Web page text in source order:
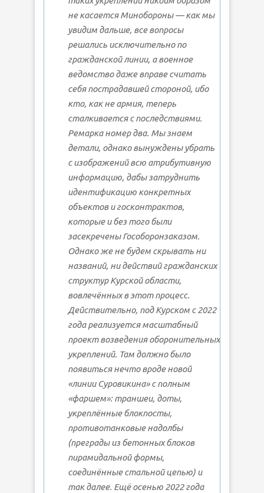
не касается Минобороны — как мы
увидим дальше, все вопросы
решались исключительно по
гражданской линии, а военное
ведомство даже вправе считать
себя пострадавшей стороной, ибо
кто, как не армия, теперь
сталкивается с последствиями.
Ремарка номер два. Мы знаем
детали, однако вынуждены убрать
с изображений всю атрибутивную
информацию, дабы затруднить
идентификацию конкретных
объектов и госконтрактов,
которые и без того были
засекречены Гособоронзаказом.
Однако же не будем скрывать ни
названий, ни действий гражданских
структур Курской области,
вовлечённых в этот процесс.
Действительно, под Курском с 2022
года реализуется масштабный
проект возведения оборонительных
укреплений. Там должно было
появиться нечто вроде новой
«линии Суровикина» с полным
«фаршем»: траншеи, доты,
укреплённые блокпосты,
противотанковые надолбы
(преграды из бетонных блоков
пирамидальной формы,
соединённые стальной цепью) и
так далее. Ещё осенью 2022 года